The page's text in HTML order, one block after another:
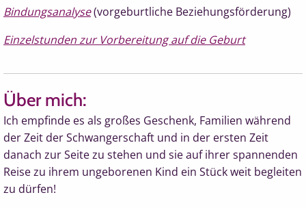
Bindungsanalyse(vorgeburtliche Beziehungsförderung)
Einzelstunden zur Vorbereitung auf die Geburt
Über mich:
Ich empfinde es als großes Geschenk, Familien während
der Zeit der Schwangerschaft und in der ersten Zeit
danach zur Seite zu stehen und sie auf ihrer spannenden
Reise zu ihrem ungeborenen Kind ein Stück weit begleiten
zu dürfen!